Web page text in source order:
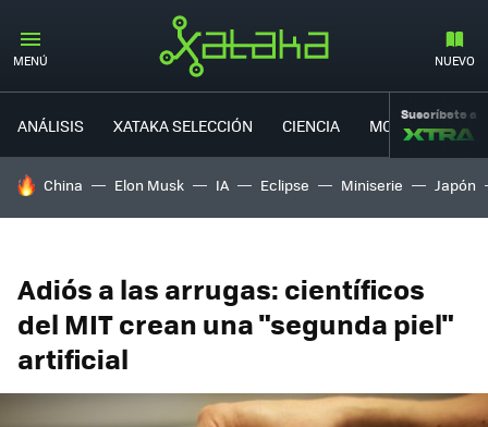
MENÚ NUEVO
ANÁLISIS XATAKA SELECCIÓN CIENCIA MOVILIDAD
Suscríbete a
HOY SE HABLA DE
China Elon Musk IA Eclipse Miniserie Japón
Adiós a las arrugas: científicos
del MIT crean una "segunda piel"
artificial